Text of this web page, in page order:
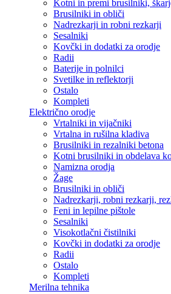
Kotni in premi brusilniki,
Brusilniki in obliči
Nadrezkarji in robni rezkarji
Sesalniki
Kovčki in dodatki za orodje
Radii
Baterije in polnilci
Svetilke in reflektorji
Ostalo
Kompleti
Električno orodje
Vrtalniki in vijačniki
Vrtalna in rušilna kladiva
Brusilniki in rezalniki betona
Kotni brusilniki in obdelava
Namizna orodja
Žage
Brusilniki in obliči
Nadrezkarji, robni rezkarji,
Feni in lepilne pištole
Sesalniki
Visokotlačni čistilniki
Kovčki in dodatki za orodje
Radii
Ostalo
Kompleti
Merilna tehnika